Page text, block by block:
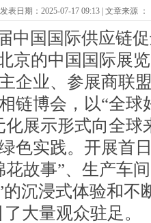
发表日期：2025-07-17 09:13 文章来源 ：
中国国际供应链
京的中国国际展
企业、参展商联
链博会，以“全球
化展示形式向全球
色实践。开展首
故事”、生产车
沉浸式体验和不
大量观众驻足。